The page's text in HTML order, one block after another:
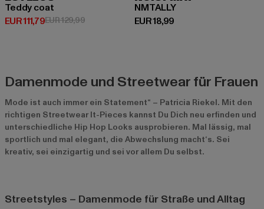
Teddy coat
EUR 111,79
Derzeitiger Preis: EUR 111,79
EUR 129,99Aktionspreis: EUR 129,99
NMTALLY
EUR 18,99
Derzeitiger Preis: EUR 18,99
Damenmode und Streetwear für Frauen
Mode ist auch immer ein Statement“ – Patricia Riekel. Mit den
richtigen Streetwear It-Pieces kannst Du Dich neu erfinden und
unterschiedliche Hip Hop Looks ausprobieren. Mal lässig, mal
sportlich und mal elegant, die Abwechslung macht‘s. Sei
kreativ, sei einzigartig und sei vor allem Du selbst.
Streetstyles – Damenmode für Straße und Alltag